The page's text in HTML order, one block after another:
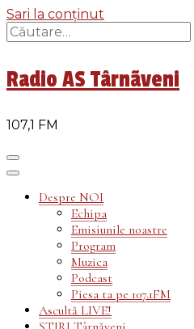
Sari la conținut
Caută
după:
Radio AS Târnãveni
107,1 FM
Despre NOI
Echipa
Emisiunile noastre
Program
Muzica
Podcast
Piesa ta pe 107.1FM
Ascultă LIVE!